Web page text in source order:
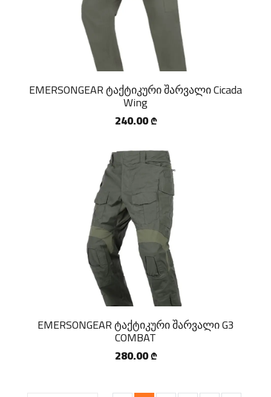
EMERSONGEAR ტაქტიკური შარვალი Cicada
Wing
240.00 ₾
EMERSONGEAR ტაქტიკური შარვალი G3
COMBAT
280.00 ₾